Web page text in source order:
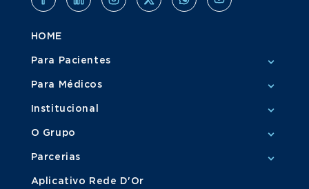
HOME
Para Pacientes
Para Médicos
Institucional
O Grupo
Parcerias
Aplicativo Rede D'Or